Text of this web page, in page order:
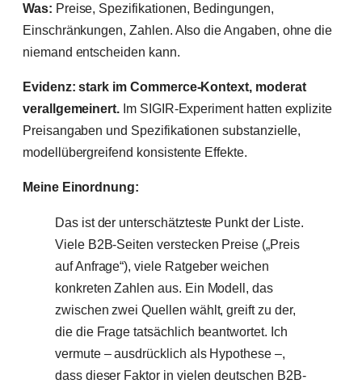
Was: Preise, Spezifikationen, Bedingungen,
Einschränkungen, Zahlen. Also die Angaben, ohne die
niemand entscheiden kann.
Evidenz: stark im Commerce-Kontext, moderat
verallgemeinert. Im SIGIR-Experiment hatten explizite
Preisangaben und Spezifikationen substanzielle,
modellübergreifend konsistente Effekte.
Meine Einordnung:
Das ist der unterschätzteste Punkt der Liste.
Viele B2B-Seiten verstecken Preise („Preis
auf Anfrage“), viele Ratgeber weichen
konkreten Zahlen aus. Ein Modell, das
zwischen zwei Quellen wählt, greift zu der,
die die Frage tatsächlich beantwortet. Ich
vermute – ausdrücklich als Hypothese –,
dass dieser Faktor in vielen deutschen B2B-